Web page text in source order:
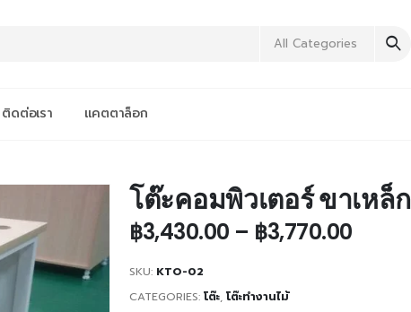
All Categories
ติดต่อเรา แคตตาล็อก
โต๊ะคอมพิวเตอร์ ขาเหล็ก
฿3,430.00 – ฿3,770.00
SKU: KTO-02
CATEGORIES: โต๊ะ, โต๊ะทำงานไม้